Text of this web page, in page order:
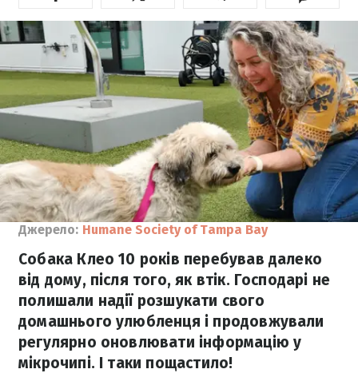
Джерело: Humane Society of Tampa Bay
Собака Клео 10 років перебував далеко
від дому, після того, як втік. Господарі не
полишали надії розшукати свого
домашнього улюбленця і продовжували
регулярно оновлювати інформацію у
мікрочипі. І таки пощастило!